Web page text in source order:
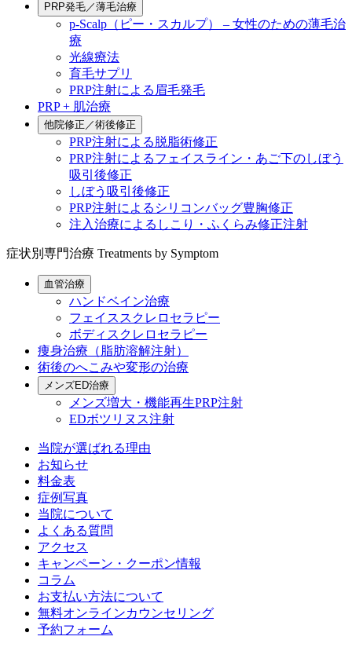
PRP発毛／薄毛治療
p-Scalp（ピー・スカルプ） – 女性のための薄毛治
療
光線療法
育毛サプリ
PRP注射による眉毛発毛
PRP + 肌治療
他院修正／術後修正
PRP注射による脱脂術修正
PRP注射によるフェイスライン・あご下のしぼう
吸引後修正
しぼう吸引後修正
PRP注射によるシリコンバッグ豊胸修正
注入治療によるしこり・ふくらみ修正注射
症状別専門治療 Treatments by Symptom
血管治療
ハンドベイン治療
フェイススクレロセラピー
ボディスクレロセラピー
痩身治療（脂肪溶解注射）
術後のへこみや変形の治療
メンズED治療
メンズ増大・機能再生PRP注射
EDボツリヌス注射
当院が選ばれる理由
お知らせ
料金表
症例写真
当院について
よくある質問
アクセス
キャンペーン・クーポン情報
コラム
お支払い方法について
無料オンラインカウンセリング
予約フォーム